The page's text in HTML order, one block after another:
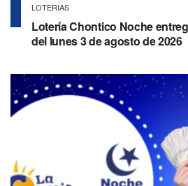
LOTERIAS
Lotería Chontico Noche
del lunes 3 de agosto de 2026